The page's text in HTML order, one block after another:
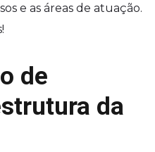
e as áreas de atuação.
de
da